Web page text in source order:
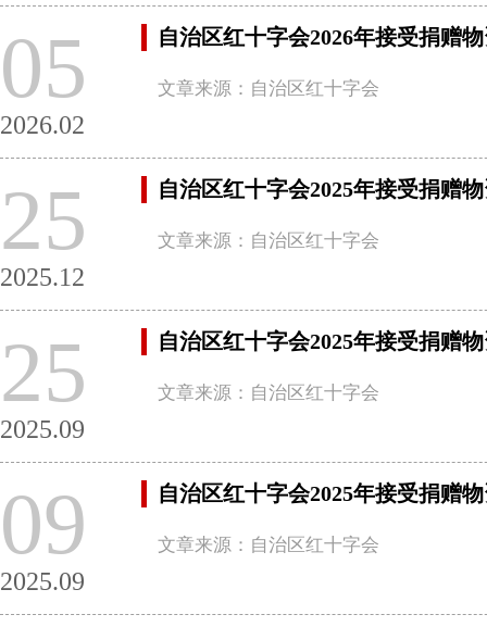
05
2026.02
自治区红十字会2026年接受捐赠
文章来源：自治区红十字会
25
2025.12
自治区红十字会2025年接受捐赠
文章来源：自治区红十字会
25
2025.09
自治区红十字会2025年接受捐赠
文章来源：自治区红十字会
09
2025.09
自治区红十字会2025年接受捐赠
文章来源：自治区红十字会